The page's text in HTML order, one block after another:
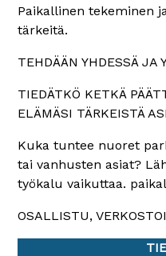
Paikallinen tekeminen
tärkeitä.
TEHDÄÄN YHDESSÄ JA
TIEDÄTKÖ KETKÄ
ELÄMÄSI TÄRKEISTÄ
Kuka tuntee nuoret
tai vanhusten asiat?
työkalu vaikuttaa.
OSALLISTU,